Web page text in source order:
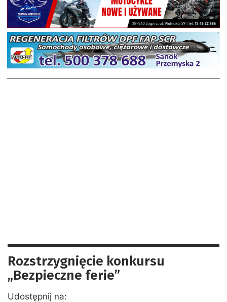
Rozstrzygnięcie konkursu
„Bezpieczne ferie”
Udostępnij na: